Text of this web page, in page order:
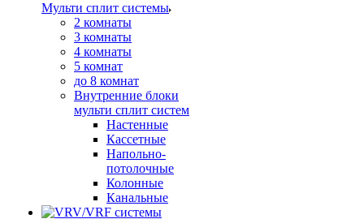
Мульти сплит системы
2 комнаты
3 комнаты
4 комнаты
5 комнат
до 8 комнат
Внутренние блоки
мульти сплит систем
Настенные
Кассетные
Напольно-
потолочные
Колонные
Канальные